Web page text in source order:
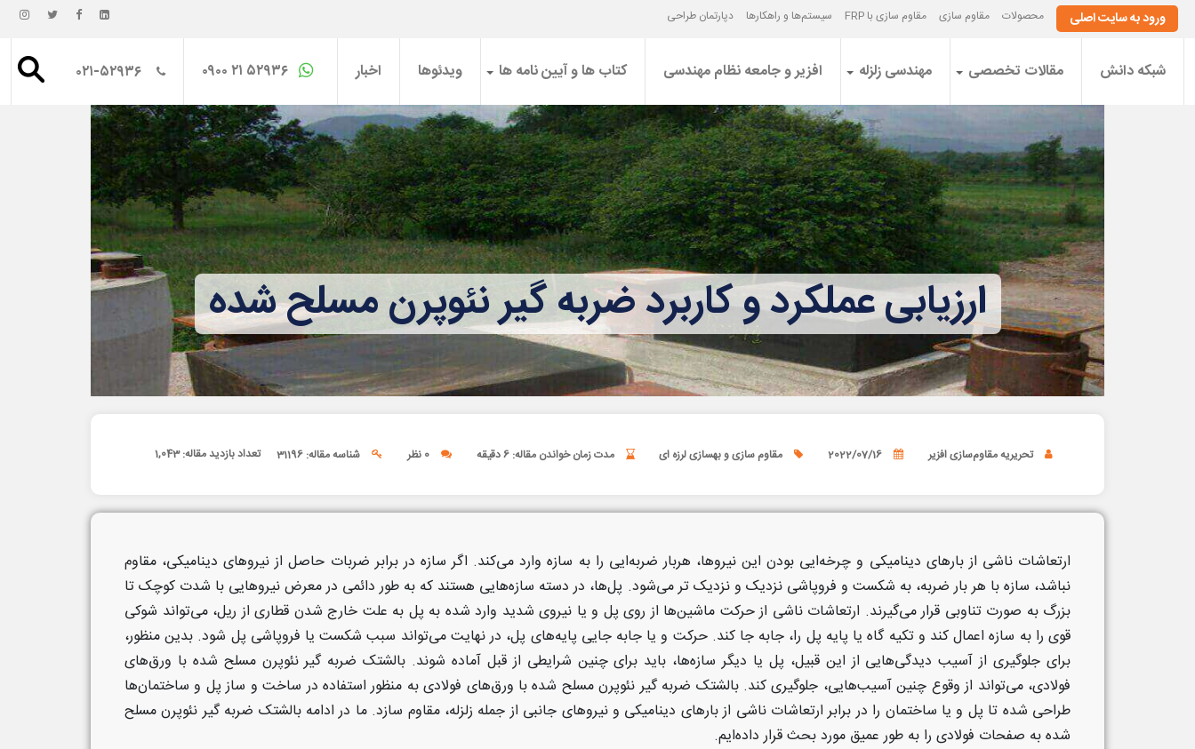
ورود به سایت اصلی محصولات مقاوم سازی مقاوم سازی با FRP سیستم‌ها و راهکارها دپارتمان طراحی
شبکه دانش مقالات تخصصی مهندسی زلزله افزیر و جامعه نظام مهندسی کتاب ها و آیین نامه ها ویدئوها اخبار ۰۹۰۰ ۲۱ ۵۲۹۳۶
ارزیابی عملکرد و کاربرد ضربه گیر نئوپرن مسلح شده
تحریریه مقاوم‌سازی افزیر 2022/07/16 مقاوم سازی و بهسازی لرزه ای مدت زمان خواندن مقاله: 6 دقیقه 0 نظر شناسه مقاله: 31196 تعداد بازدید مقاله: 1,043
ارتعاشات ناشی از بارهای دینامیکی و چرخه‌ایی بودن این نیروها، هربار ضربه‌ایی را به سازه وارد می‌کند. اگر سازه در برابر ضربات حاصل از نیروهای دینامیکی، مقاوم
نباشد، سازه با هر بار ضربه، به شکست و فروپاشی نزدیک و نزدیک تر می‌شود. پل‌ها، در دسته سازه‌هایی هستند که به طور دائمی در معرض نیروهایی با شدت کوچک تا
بزرگ به صورت تناوبی قرار می‌گیرند. ارتعاشات ناشی از حرکت ماشین‌ها از روی پل و یا نیروی شدید وارد شده به پل به علت خارج شدن قطاری از ریل، می‌تواند شوکی
قوی را به سازه اعمال کند و تکیه گاه یا پایه پل را، جابه جا کند. حرکت و یا جابه جایی پایه‌های پل، در نهایت می‌تواند سبب شکست یا فروپاشی پل شود. بدین منظور،
برای جلوگیری از آسیب دیدگی‌هایی از این قبیل، پل یا دیگر سازه‌ها، باید برای چنین شرایطی از قبل آماده شوند. بالشتک ضربه گیر نئوپرن مسلح شده با ورق‌های
فولادی، می‌تواند از وقوع چنین آسیب‌هایی، جلوگیری کند. بالشتک ضربه گیر نئوپرن مسلح شده با ورق‌های فولادی به منظور استفاده در ساخت و ساز پل و ساختمان‌ها
طراحی شده تا پل و یا ساختمان را در برابر ارتعاشات ناشی از بارهای دینامیکی و نیروهای جانبی از جمله زلزله، مقاوم سازد. ما در ادامه بالشتک ضربه گیر نئوپرن مسلح
شده به صفحات فولادی را به طور عمیق مورد بحث قرار داده‌ایم.